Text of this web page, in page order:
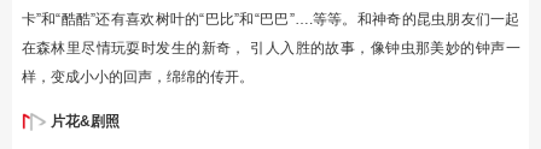
卡”和“酷酷”还有喜欢树叶的“巴比”和“巴巴”….等等。和神奇的昆虫朋友们一起
在森林里尽情玩耍时发生的新奇， 引人入胜的故事，像钟虫那美妙的钟声一
样，变成小小的回声，绵绵的传开。
片花&剧照